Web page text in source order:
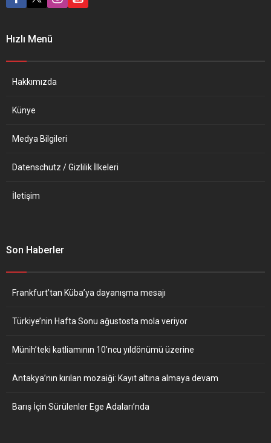
ve tüberkülozdan ölenlerin
bitirdiğimiz yıl olmalı“ dedi.
gazetecilerle yılın ilk ve son
Hızlı Menü
Hakkımızda
Künye
Medya Bilgileri
Datenschutz / Gizlilik İlkeleri
İletişim
Son Haberler
Frankfurt’tan Küba’ya dayanışma mesajı
Türkiye’nin Hafta Sonu ağustosta mola veriyor
Münih’teki katliamının 10’ncu yıldönümü üzerine
Antakya’nın kırılan mozaiği: Kayıt altına almaya devam
Barış İçin Sürülenler Ege Adaları’nda